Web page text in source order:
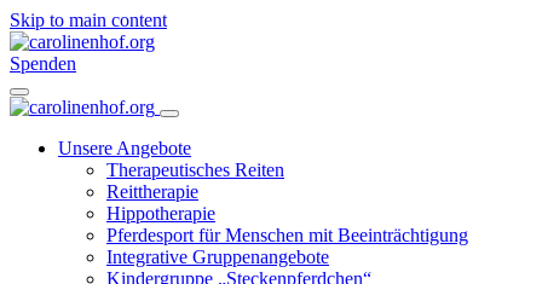
Skip to main content
Spenden
Unsere Angebote
Therapeutisches Reiten
Reittherapie
Hippotherapie
Pferdesport für Menschen mit Beeinträchtigung
Integrative Gruppenangebote
Kindergruppe „Steckenpferdchen“